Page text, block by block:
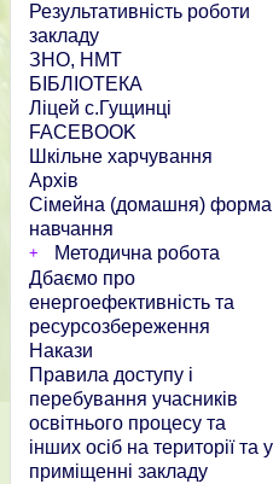
Результативність роботи
закладу
ЗНО, НМТ
БІБЛІОТЕКА
Ліцей с.Гущинці
FACEBOOK
Шкільне харчування
Архів
Сімейна (домашня) форма
навчання
Методична робота
Дбаємо про
енергоефективність та
ресурсозбереження
Накази
Правила доступу і
перебування учасників
освітнього процесу та
інших осіб на території та у
приміщенні закладу